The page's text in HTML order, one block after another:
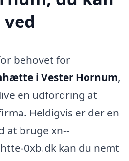
behovet for
i Vester Hornum,
en udfordring at
Heldigvis er der en
at bruge xn--
0xb.dk kan du nemt